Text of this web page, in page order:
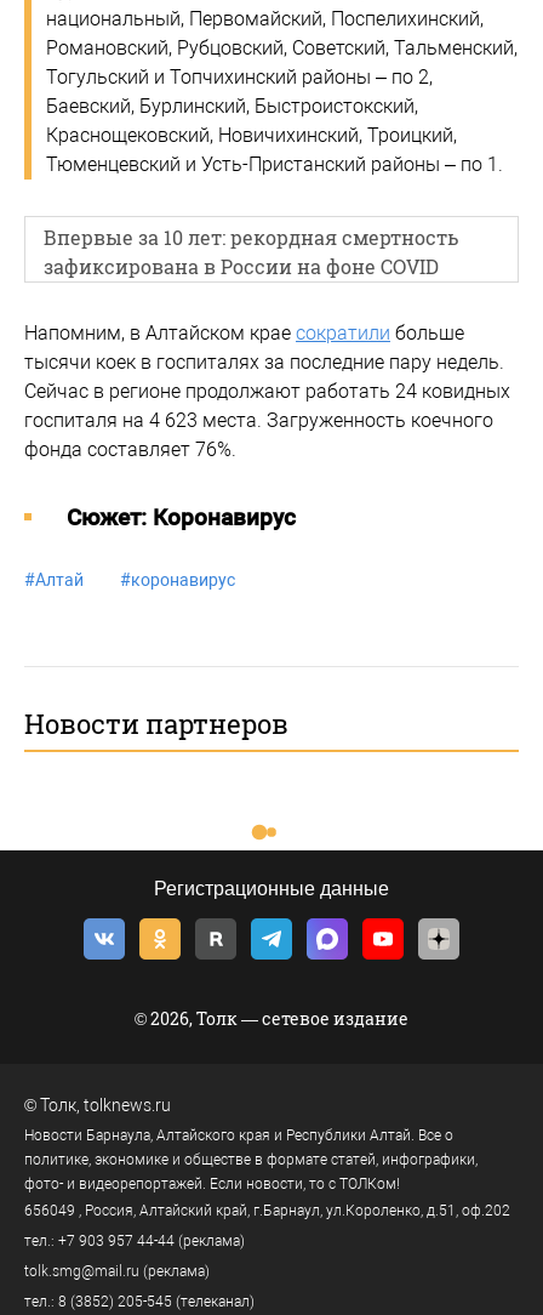
национальный, Первомайский, Поспелихинский,
Романовский, Рубцовский, Советский, Тальменский,
Тогульский и Топчихинский районы – по 2,
Баевский, Бурлинский, Быстроистокский,
Краснощековский, Новичихинский, Троицкий,
Тюменцевский и Усть-Пристанский районы – по 1.
Впервые за 10 лет: рекордная смертность
зафиксирована в России на фоне СOVID
Напомним, в Алтайском крае сократили больше
тысячи коек в госпиталях за последние пару недель.
Сейчас в регионе продолжают работать 24 ковидных
госпиталя на 4 623 места. Загруженность коечного
фонда составляет 76%.
Cюжет: Коронавирус
#Алтай #коронавирус
Новости партнеров
Регистрационные данные
© 2026, Толк — сетевое издание
©Толк tolknews.ru
Новости Барнаула, Алтайского края и Республики Алтай. Все о
политике, экономике и обществе в формате статей, инфографики,
фото- и видеорепортажей. Если новости, то с ТОЛКом!
656049 , Россия, Алтайский край, г.Барнаул, ул.Короленко, д.51, оф.202
тел.: +7 903 957 44-44 (реклама)
tolk.smg@mail.ru (реклама)
тел.: 8 (3852) 205-545 (телеканал)